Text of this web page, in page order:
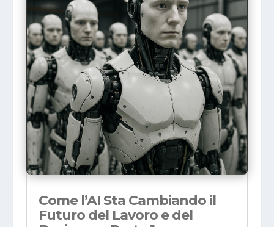
Come l’AI Sta Cambiando il
Futuro del Lavoro e del